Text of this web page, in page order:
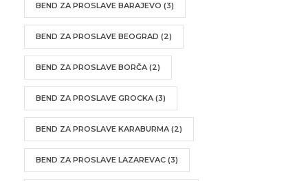
BEND ZA PROSLAVE BARAJEVO (3)
BEND ZA PROSLAVE BEOGRAD (2)
BEND ZA PROSLAVE BORČA (2)
BEND ZA PROSLAVE GROCKA (3)
BEND ZA PROSLAVE KARABURMA (2)
BEND ZA PROSLAVE LAZAREVAC (3)